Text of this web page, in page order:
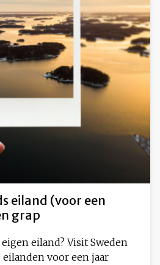
eiland (voor een
grap
eiland? Visit Sweden
voor een jaar